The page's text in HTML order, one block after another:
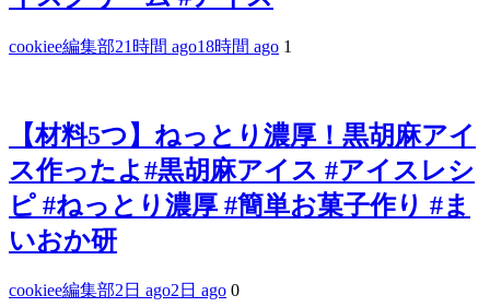
cookiee編集部21時間 ago18時間 ago 1
【材料5つ】ねっとり濃厚！黒胡麻アイ
ス作ったよ#黒胡麻アイス #アイスレシ
ピ #ねっとり濃厚 #簡単お菓子作り #ま
いおか研
cookiee編集部2日 ago2日 ago 0